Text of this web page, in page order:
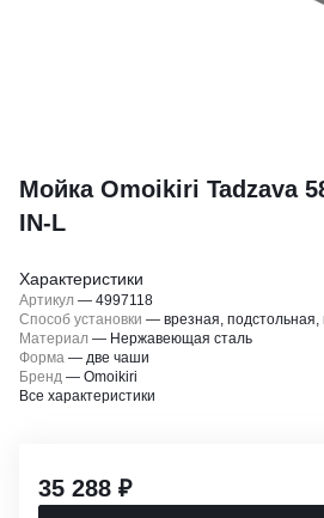
Мойка Omoikiri Tadzava
IN-L
Характеристики
Артикул — 4997118
Способ установки — врезная,
Материал — Нержавеющая сталь
Форма — две чаши
Бренд — Omoikiri
Все характеристики
35 288 ₽